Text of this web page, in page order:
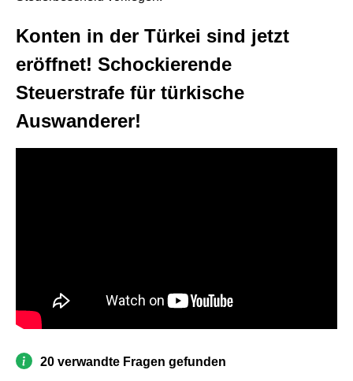
Konten in der Türkei sind jetzt
eröffnet! Schockierende
Steuerstrafe für türkische
Auswanderer!
20 verwandte Fragen gefunden